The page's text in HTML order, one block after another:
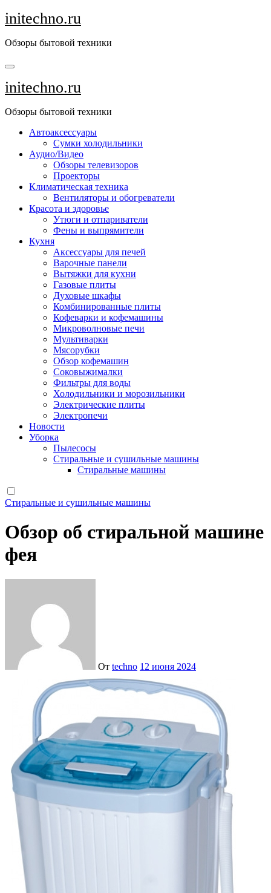
Перейти
к
initechno.ru
Обзоры бытовой техники
initechno.ru
Обзоры бытовой техники
Автоаксессуары
Сумки холодильники
Аудио/Видео
Обзоры телевизоров
Проекторы
Климатическая техника
Вентиляторы и обогреватели
Красота и здоровье
Утюги и отпариватели
Фены и выпрямители
Кухня
Аксессуары для печей
Варочные панели
Вытяжки для кухни
Газовые плиты
Духовые шкафы
Комбинированные плиты
Кофеварки и кофемашины
Микроволновые печи
Мультиварки
Мясорубки
Обзор кофемашин
Соковыжималки
Фильтры для воды
Холодильники и морозильники
Электрические плиты
Электропечи
Новости
Уборка
Пылесосы
Стиральные и сушильные машины
Стиральные машины
Стиральные и сушильные машины
Обзор об стиральной машине
фея
От techno 12 июня 2024